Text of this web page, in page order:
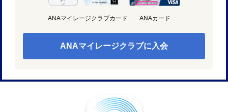
ANAマイレージクラブカード ANAカード
ANAマイレージクラブに入会